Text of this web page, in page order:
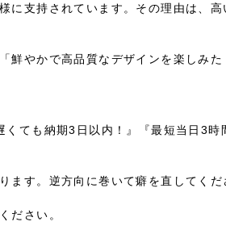
に支持されています。その理由は、高
鮮やかで高品質なデザインを楽しみた
ても納期3日以内！』『最短当日3時
ます。逆方向に巻いて癖を直してくだ
ださい。